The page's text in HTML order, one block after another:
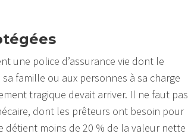
une police d’assurance vie dont le
famille ou aux personnes à sa charge
tragique devait arriver. Il ne faut pas
dont les prêteurs ont besoin pour
moins de 20 % de la valeur nette